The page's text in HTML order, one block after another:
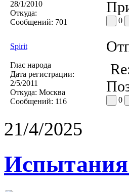
28/1/2010
Откуда:
Сообщений: 701 0
Spirit
Глас народа
Дата регистрации:
2/5/2011
Откуда: Москва
Сообщений: 116 0
21/4/2025